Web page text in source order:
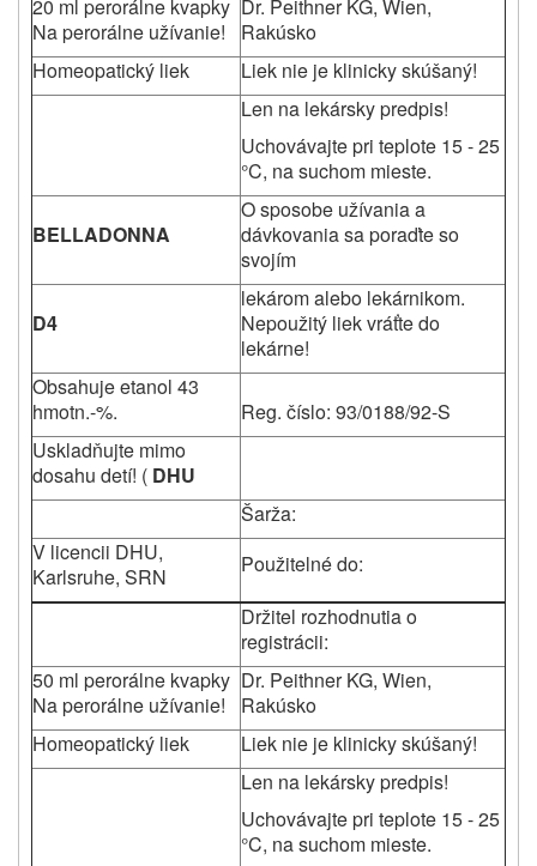
20 ml perorálne kvapky
Na perorálne užívanie!
Dr. Peithner KG, Wien,
Rakúsko
Homeopatický liek
Liek nie je klinicky skúšaný!
Len na lekársky predpis!
Uchovávajte pri teplote 15 - 25
°C, na suchom mieste.
BELLADONNA
O sposobe užívania a
dávkovania sa poraďte so
svojím
D4
lekárom alebo lekárnikom.
Nepoužitý liek vráťte do
lekárne!
Obsahuje etanol 43
hmotn.-%.
Reg. číslo: 93/0188/92-S
Uskladňujte mimo
dosahu detí! ( DHU
Šarža:
V licencii DHU,
Karlsruhe, SRN
Použitelné do:
Držitel rozhodnutia o
registrácii:
50 ml perorálne kvapky
Na perorálne užívanie!
Dr. Peithner KG, Wien,
Rakúsko
Homeopatický liek
Liek nie je klinicky skúšaný!
Len na lekársky predpis!
Uchovávajte pri teplote 15 - 25
°C, na suchom mieste.